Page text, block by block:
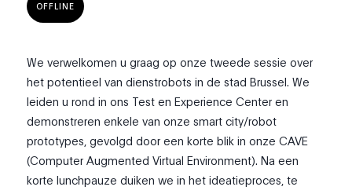
OFFLINE
We verwelkomen u graag op onze tweede sessie over
het potentieel van dienstrobots in de stad Brussel. We
leiden u rond in ons Test en Experience Center en
demonstreren enkele van onze smart city/robot
prototypes, gevolgd door een korte blik in onze CAVE
(Computer Augmented Virtual Environment). Na een
korte lunchpauze duiken we in het ideatieproces, te